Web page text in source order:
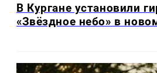
В Кургане установили
«Звёздное небо» в